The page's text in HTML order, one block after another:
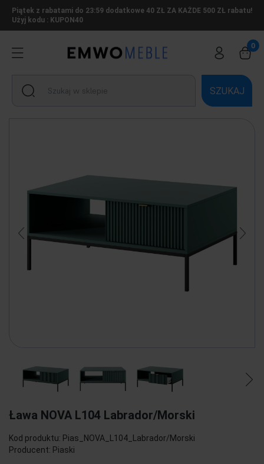
Piątek z rabatami do 23:59 dodatkowe 40 ZŁ ZA KAŻDE 500 ZŁ rabatu!
Użyj kodu : KUPON40
SZUKAJ
Ława NOVA L104 Labrador/Morski
Kod produktu: Pias_NOVA_L104_Labrador/Morski
Producent: Piaski